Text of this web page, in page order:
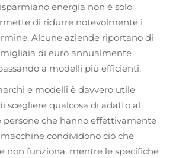
energia non è solo
di ridurre notevolmente i
Alcune aziende riportano di
di euro annualmente
a modelli più efficienti.
e modelli è davvero utile
scegliere qualcosa di adatto al
persone che hanno effettivamente
condividono ciò che
non funziona, mentre le specifiche